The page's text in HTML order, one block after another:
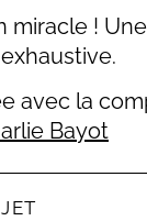
miracle !
avec la
Bayot